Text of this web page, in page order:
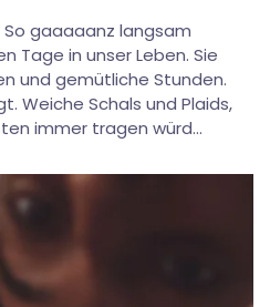
gaaaaanz langsam
Tage in unser Leben. Sie
und gemütliche Stunden.
Weiche Schals und Plaids,
immer tragen würd…